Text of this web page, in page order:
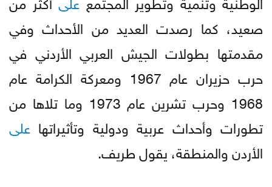
صعيد، كما رصدت العديد من الأحداث وفي
مقدمتها بطولات الجيش العربي الأردني في
حرب حزيران عام 1967 ومعركة الكرامة عام
1968 وحرب تشرين عام 1973 وما تلاها من
تطورات وأحداث عربية ودولية وتأثيراتها على
الأردن والمنطقة، يقول طريف.